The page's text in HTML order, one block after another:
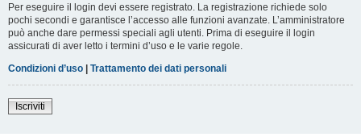
Per eseguire il login devi essere registrato. La registrazione richiede solo
pochi secondi e garantisce l’accesso alle funzioni avanzate. L’amministratore
può anche dare permessi speciali agli utenti. Prima di eseguire il login
assicurati di aver letto i termini d’uso e le varie regole.
Condizioni d’uso | Trattamento dei dati personali
Iscriviti